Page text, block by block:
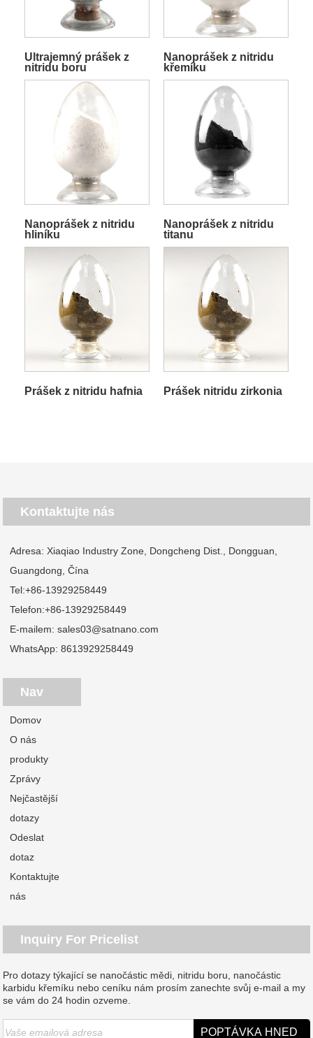
Ultrajemný prášek z
nitridu boru
Nanoprášek z nitridu
křemíku
Nanoprášek z nitridu
hliníku
Nanoprášek z nitridu
titanu
Prášek z nitridu hafnia Prášek nitridu zirkonia
Kontaktujte nás
Adresa: Xiaqiao Industry Zone, Dongcheng Dist., Dongguan,
Guangdong, Čína
Tel:+86-13929258449
Telefon:+86-13929258449
E-mailem:sales03@satnano.com
WhatsApp:8613929258449
Nav
Domov
O nás
produkty
Zprávy
Nejčastější
dotazy
Odeslat
dotaz
Kontaktujte
nás
Inquiry For Pricelist
Pro dotazy týkající se nanočástic mědi, nitridu boru, nanočástic
karbidu křemíku nebo ceníku nám prosím zanechte svůj e-mail a my
se vám do 24 hodin ozveme.